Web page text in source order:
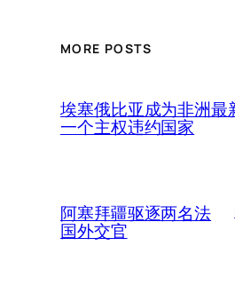
MORE POSTS
埃塞俄比亚成为非洲最
一个主权违约国家
阿塞拜疆驱逐两名法
国外交官